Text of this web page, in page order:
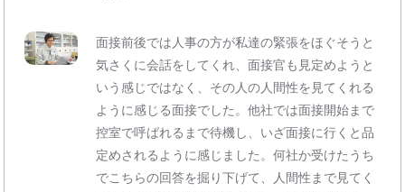
面接前後では人事の方が私達の緊張をほぐそうと
気さくに会話をしてくれ、面接官も見定めようと
いう感じではなく、その人の人間性を見てくれる
ように感じる面接でした。他社では面接開始まで
控室で呼ばれるまで待機し、いざ面接に行くと品
定めされるように感じました。何社か受けたうち
でこちらの回答を掘り下げて、人間性まで見てく